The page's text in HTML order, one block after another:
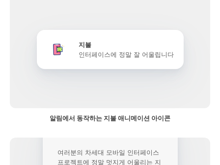
지불
인터페이스에 정말 잘 어울립니다
알림에서 동작하는 지불 애니메이션 아이콘
여러분의 차세대 모바일 인터페이스
프로젝트에 정말 멋지게 어울리는 지